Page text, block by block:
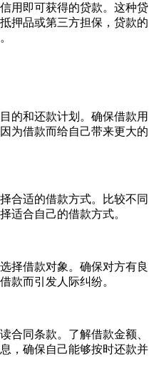
用即可获得的贷款。这种贷
押品或第三方担保，贷款的
的和还款计划。确保借款用
为借款而给自己带来更大的
合适的借款方式。比较不同
适合自己的借款方式。
择借款对象。确保对方有良
款而引发人际纠纷。
合同条款。了解借款金额、
，确保自己能够按时还款并